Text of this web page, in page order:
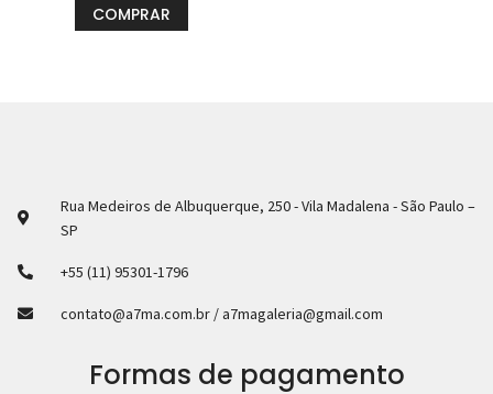
COMPRAR
Rua Medeiros de Albuquerque, 250 - Vila Madalena - São Paulo –
SP
+55 (11) 95301-1796
contato@a7ma.com.br / a7magaleria@gmail.com
Formas de pagamento